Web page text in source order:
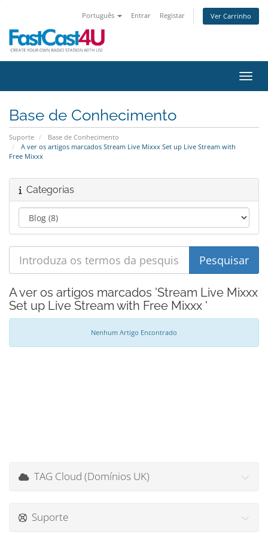
Português Entrar Registar Ver Carrinho
Base de Conhecimento
Suporte
Base de Conhecimento
A ver os artigos marcados Stream Live Mixxx Set up Live Stream with
Free Mixxx
Categorias
A ver os artigos marcados 'Stream Live Mixxx
Set up Live Stream with Free Mixxx '
Nenhum Artigo Encontrado
TAG Cloud (Domínios UK)
Suporte